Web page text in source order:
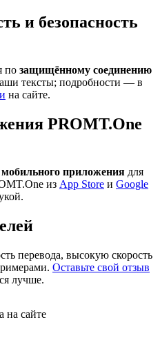
и безопасность
по защищённому соединению
тексты; подробности — в
на сайте.
PROMT.One
мобильного приложения для
из App Store и Google
перевода, высокую скорость
Оставьте свой отзыв
лучше.
на сайте